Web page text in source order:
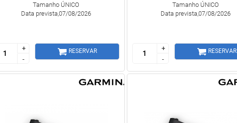
Tamanho ÚNICO
Data prevista,07/08/2026
+
-
+
-
RESERVAR
Tamanho ÚNICO
Data prevista,07/08/2026
+
-
+
-
RESERVAR